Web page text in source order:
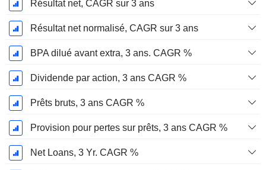
Résultat net, CAGR sur 3 ans
Résultat net normalisé, CAGR sur 3 ans
BPA dilué avant extra, 3 ans. CAGR %
Dividende par action, 3 ans CAGR %
Prêts bruts, 3 ans CAGR %
Provision pour pertes sur prêts, 3 ans CAGR %
Net Loans, 3 Yr. CAGR %